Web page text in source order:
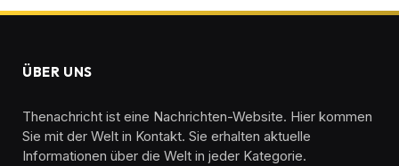
ÜBER UNS
Thenachricht ist eine Nachrichten-Website. Hier kommen
Sie mit der Welt in Kontakt. Sie erhalten aktuelle
Informationen über die Welt in jeder Kategorie.